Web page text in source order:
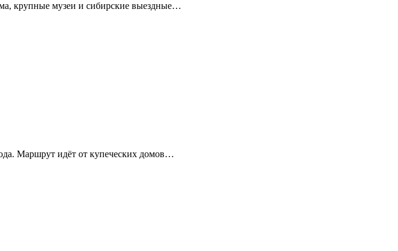
крупные музеи и сибирские выездные…
Маршрут идёт от купеческих домов…